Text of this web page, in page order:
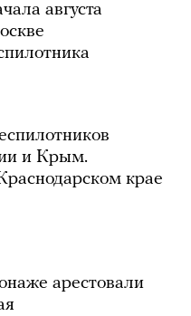
августа
и Крым.
крае
арестовали